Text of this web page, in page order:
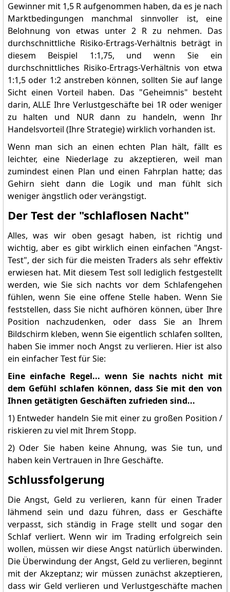
Gewinner mit 1,5 R aufgenommen haben, da es je nach
Marktbedingungen manchmal sinnvoller ist, eine
Belohnung von etwas unter 2 R zu nehmen. Das
durchschnittliche Risiko-Ertrags-Verhältnis beträgt in
diesem Beispiel 1:1,75, und wenn Sie ein
durchschnittliches Risiko-Ertrags-Verhältnis von etwa
1:1,5 oder 1:2 anstreben können, sollten Sie auf lange
Sicht einen Vorteil haben. Das "Geheimnis" besteht
darin, ALLE Ihre Verlustgeschäfte bei 1R oder weniger
zu halten und NUR dann zu handeln, wenn Ihr
Handelsvorteil (Ihre Strategie) wirklich vorhanden ist.
Wenn man sich an einen echten Plan hält, fällt es
leichter, eine Niederlage zu akzeptieren, weil man
zumindest einen Plan und einen Fahrplan hatte; das
Gehirn sieht dann die Logik und man fühlt sich
weniger ängstlich oder verängstigt.
Der Test der "schlaflosen Nacht"
Alles, was wir oben gesagt haben, ist richtig und
wichtig, aber es gibt wirklich einen einfachen "Angst-
Test", der sich für die meisten Traders als sehr effektiv
erwiesen hat. Mit diesem Test soll lediglich festgestellt
werden, wie Sie sich nachts vor dem Schlafengehen
fühlen, wenn Sie eine offene Stelle haben. Wenn Sie
feststellen, dass Sie nicht aufhören können, über Ihre
Position nachzudenken, oder dass Sie an Ihrem
Bildschirm kleben, wenn Sie eigentlich schlafen sollten,
haben Sie immer noch Angst zu verlieren. Hier ist also
ein einfacher Test für Sie:
Eine einfache Regel... wenn Sie nachts nicht mit
dem Gefühl schlafen können, dass Sie mit den von
Ihnen getätigten Geschäften zufrieden sind...
1) Entweder handeln Sie mit einer zu großen Position /
riskieren zu viel mit Ihrem Stopp.
2) Oder Sie haben keine Ahnung, was Sie tun, und
haben kein Vertrauen in Ihre Geschäfte.
Schlussfolgerung
Die Angst, Geld zu verlieren, kann für einen Trader
lähmend sein und dazu führen, dass er Geschäfte
verpasst, sich ständig in Frage stellt und sogar den
Schlaf verliert. Wenn wir im Trading erfolgreich sein
wollen, müssen wir diese Angst natürlich überwinden.
Die Überwindung der Angst, Geld zu verlieren, beginnt
mit der Akzeptanz; wir müssen zunächst akzeptieren,
dass wir Geld verlieren und Verlustgeschäfte machen